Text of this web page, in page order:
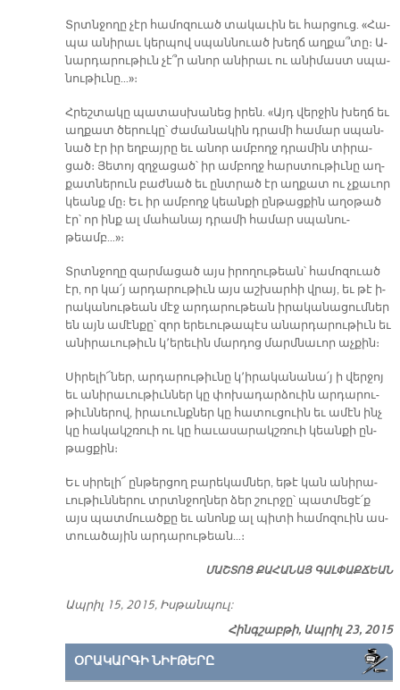
Տրտն­ջո­ղը չէր հա­մո­զուած տա­կա­ւին եւ հար­ցուց. «Հա­
պա ա­նի­րաւ կեր­պով սպաննուած խեղճ աղ­քա՞­տը։ Ա­
նար­դա­րու­թիւն չէ՞ր ա­նոր ա­նի­րաւ ու ա­նի­մաստ սպա­
նու­թիւ­նը…»։
Հ­րեշ­տա­կը պա­տաս­խա­նեց ի­րեն. «Այդ վեր­ջին խեղճ եւ
աղ­քատ ծե­րու­կը՝ ժա­մա­նա­կին դրա­մի հա­մար սպան­
նած էր իր եղ­բայ­րը եւ ա­նոր ամ­բողջ դրա­մին տի­րա­
ցած։ Յե­տոյ զղջա­ցած՝ իր ամ­բողջ հարս­տու­թիւ­նը աղ­
քատ­նե­րուն բաժ­նած եւ ընտ­րած էր աղ­քատ ու չքա­ւոր
կեանք մը։ Եւ իր ամ­բողջ կեան­քի ըն­թաց­քին ա­ղօ­թած
էր՝ որ ինք ալ մա­հա­նայ դրա­մի հա­մար սպա­նու­
թեամբ…»։
Տրտն­ջո­ղը զար­մա­ցած այս ի­րո­ղու­թեան՝ հա­մո­զուած
էր, որ կա՛յ ար­դա­րու­թիւն այս աշ­խար­հի վրայ, եւ թէ ի­
րա­կա­նու­թեան մէջ ար­դա­րու­թեան ի­րա­կա­նա­ցում­ներ
են այն ա­մէն­քը՝ զոր ե­րե­ւու­թա­պէս ա­նար­դա­րու­թիւն եւ
ա­նի­րա­ւու­թիւն կ՚ե­րե­ւին մար­դոց մարմ­նա­ւոր աչ­քին։
Սի­րե­լի՜­ներ, ար­դա­րու­թիւ­նը կ՚ի­րա­կա­նա­նա՛յ ի վեր­ջոյ
եւ ա­նի­րա­ւու­թիւն­ներ կը փո­խա­դար­ձուին ար­դա­րու­
թիւն­նե­րով, ի­րա­ւունք­ներ կը հա­տու­ցուին եւ ա­մէն ինչ
կը հա­կակշ­ռուի ու կը հա­ւա­սա­րակշ­ռուի կեան­քի ըն­
թաց­քին։
Եւ սի­րե­լի՜ ըն­թեր­ցող բա­րե­կամ­ներ, ե­թէ կան ա­նի­րա­
ւու­թիւն­նե­րու տրտնջող­ներ ձեր շուր­ջը՝ պատ­մե­ցէ՛ք
այս պատ­մուած­քը եւ ա­նոնք ալ պի­տի հա­մո­զուին աս­
տուա­ծա­յին ար­դա­րու­թեան…։
ՄԱՇ­ՏՈՑ ՔԱ­ՀԱ­ՆԱՅ ԳԱԼ­ՓԱՔ­ՃԵԱՆ
Ապ­րիլ 15, 2015, Իս­թան­պուլ:
Հինգշաբթի, Ապրիլ 23, 2015
ՕՐԱԿԱՐԳԻ ՆԻՒԹԵՐԸ